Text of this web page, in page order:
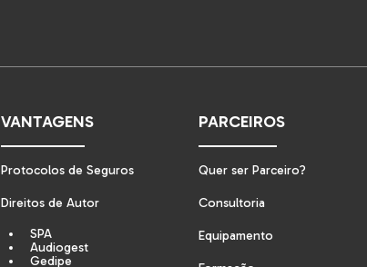
VANTAGENS
Protocolos de Seguros
Direitos de Autor
SPA
Audiogest
Gedipe
PARCEIROS
Quer ser Parceiro?
Consultoria
Equipamento